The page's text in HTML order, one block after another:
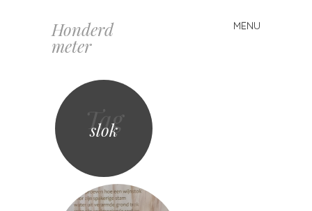
Honderd
meter
MENU
Spring
naar
Tag
slok